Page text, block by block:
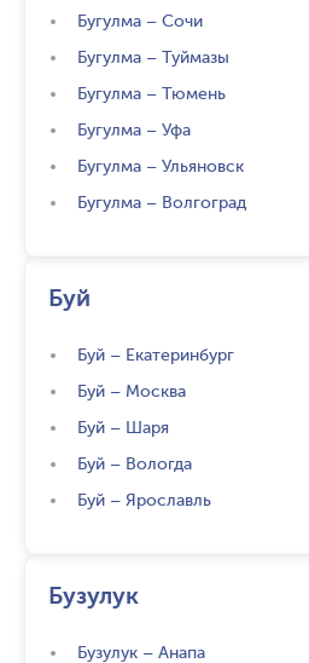
Бугулма – Сочи
Бугулма – Туймазы
Бугулма – Тюмень
Бугулма – Уфа
Бугулма – Ульяновск
Бугулма – Волгоград
Буй
Буй – Екатеринбург
Буй – Москва
Буй – Шаря
Буй – Вологда
Буй – Ярославль
Бузулук
Бузулук – Анапа